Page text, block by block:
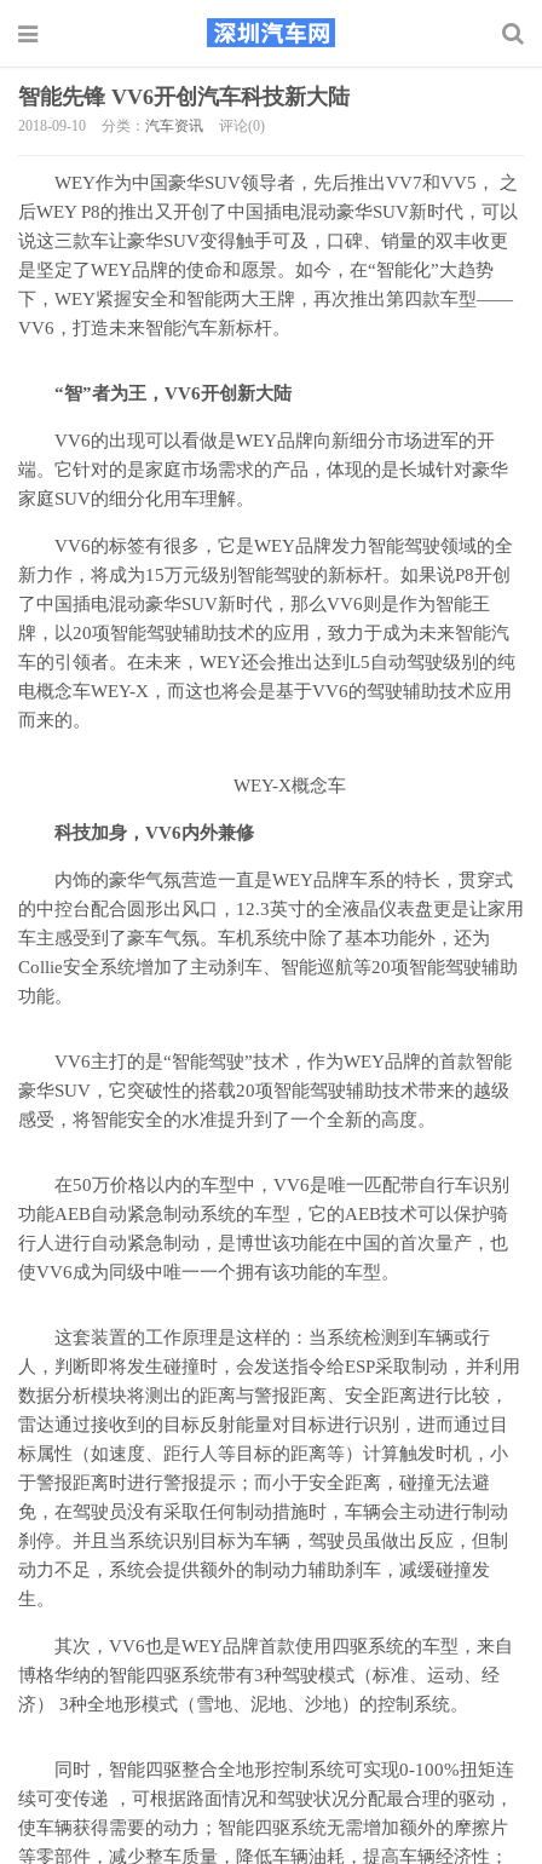
智能先锋 VV6开创汽车科技新大陆
2018-09-10 分类： 汽车资讯 评论(0)
WEY作为中国豪华SUV领导者，先后推出VV7和VV5， 之
后WEY P8的推出又开创了中国插电混动豪华SUV新时代，可以
说这三款车让豪华SUV变得触手可及，口碑、销量的双丰收更
是坚定了WEY品牌的使命和愿景。如今，在“智能化”大趋势
下，WEY紧握安全和智能两大王牌，再次推出第四款车型——
VV6，打造未来智能汽车新标杆。
“智”者为王，VV6开创新大陆
VV6的出现可以看做是WEY品牌向新细分市场进军的开
端。它针对的是家庭市场需求的产品，体现的是长城针对豪华
家庭SUV的细分化用车理解。
VV6的标签有很多，它是WEY品牌发力智能驾驶领域的全
新力作，将成为15万元级别智能驾驶的新标杆。如果说P8开创
了中国插电混动豪华SUV新时代，那么VV6则是作为智能王
牌，以20项智能驾驶辅助技术的应用，致力于成为未来智能汽
车的引领者。在未来，WEY还会推出达到L5自动驾驶级别的纯
电概念车WEY-X，而这也将会是基于VV6的驾驶辅助技术应用
而来的。
WEY-X概念车
科技加身，VV6内外兼修
内饰的豪华气氛营造一直是WEY品牌车系的特长，贯穿式
的中控台配合圆形出风口，12.3英寸的全液晶仪表盘更是让家用
车主感受到了豪车气氛。车机系统中除了基本功能外，还为
Collie安全系统增加了主动刹车、智能巡航等20项智能驾驶辅助
功能。
VV6主打的是“智能驾驶”技术，作为WEY品牌的首款智能
豪华SUV，它突破性的搭载20项智能驾驶辅助技术带来的越级
感受，将智能安全的水准提升到了一个全新的高度。
在50万价格以内的车型中，VV6是唯一匹配带自行车识别
功能AEB自动紧急制动系统的车型，它的AEB技术可以保护骑
行人进行自动紧急制动，是博世该功能在中国的首次量产，也
使VV6成为同级中唯一一个拥有该功能的车型。
这套装置的工作原理是这样的：当系统检测到车辆或行
人，判断即将发生碰撞时，会发送指令给ESP采取制动，并利用
数据分析模块将测出的距离与警报距离、安全距离进行比较，
雷达通过接收到的目标反射能量对目标进行识别，进而通过目
标属性（如速度、距行人等目标的距离等）计算触发时机，小
于警报距离时进行警报提示；而小于安全距离，碰撞无法避
免，在驾驶员没有采取任何制动措施时，车辆会主动进行制动
刹停。并且当系统识别目标为车辆，驾驶员虽做出反应，但制
动力不足，系统会提供额外的制动力辅助刹车，减缓碰撞发
生。
其次，VV6也是WEY品牌首款使用四驱系统的车型，来自
博格华纳的智能四驱系统带有3种驾驶模式（标准、运动、经
济） 3种全地形模式（雪地、泥地、沙地）的控制系统。
同时，智能四驱整合全地形控制系统可实现0-100%扭矩连
续可变传递 ，可根据路面情况和驾驶状况分配最合理的驱动，
使车辆获得需要的动力；智能四驱系统无需增加额外的摩擦片
等零部件，减少整车质量，降低车辆油耗，提高车辆经济性；